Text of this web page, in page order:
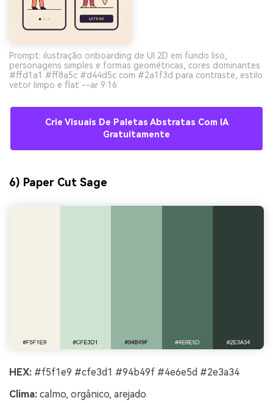
Prompt: ilustração onboarding de UI 2D em fundo liso,
personagens simples e formas geométricas, cores dominantes
#ffd1a1 #ff8a5c #d44d5c com #2a1f3d para contraste, estilo
vetor limpo e flat --ar 9:16
Crie Visuais De Paletas Abstratas Com IA
Gratuitamente
6) Paper Cut Sage
HEX: #f5f1e9 #cfe3d1 #94b49f #4e6e5d #2e3a34
Clima: calmo, orgânico, arejado